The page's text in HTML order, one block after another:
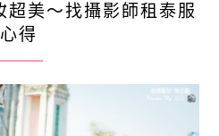
超美～找攝影師租泰服
心得